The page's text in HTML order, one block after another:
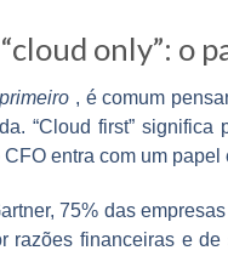
only”: o
, é comum
“Cloud first”
entra com um papel
75% das
razões financeiras e de